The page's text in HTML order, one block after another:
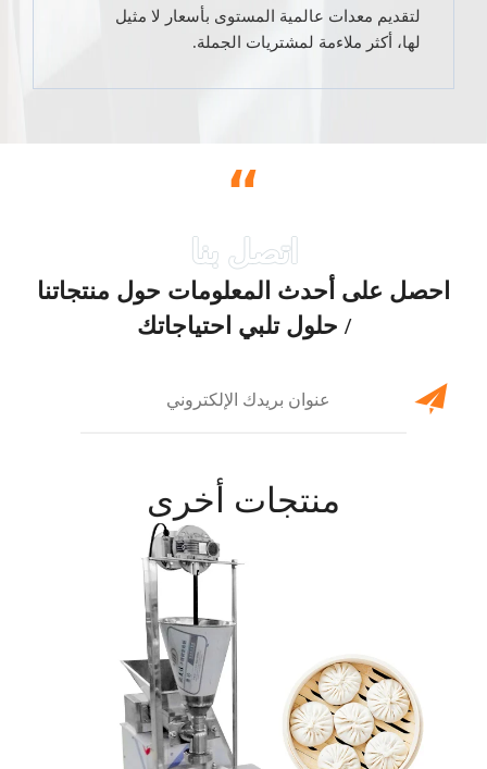
لتقديم معدات عالمية المستوى بأسعار لا مثيل
لها، أكثر ملاءمة لمشتريات الجملة.
“
احصل على أحدث المعلومات حول منتجاتنا
/ حلول تلبي احتياجاتك
منتجات أخرى